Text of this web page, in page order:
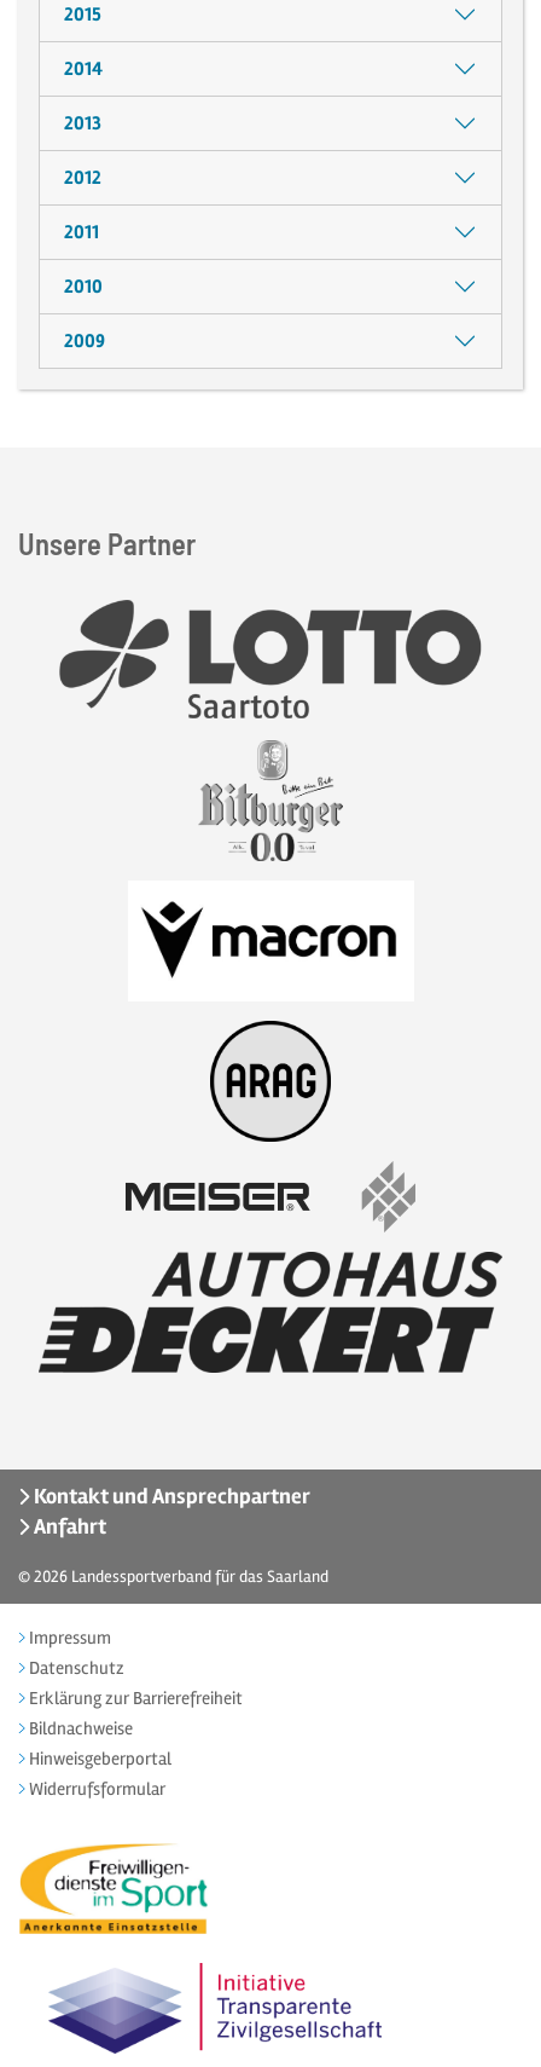
2015
2014
2013
2012
2011
2010
2009
Unsere Partner
Kontakt und Ansprechpartner
Anfahrt
© 2026 Landessportverband für das Saarland
Impressum
Datenschutz
Erklärung zur Barrierefreiheit
Bildnachweise
Hinweisgeberportal
Widerrufsformular